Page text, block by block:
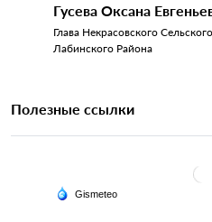
Гусева Оксана
Глава Некрасовского
Лабинского Района
Полезные ссылки